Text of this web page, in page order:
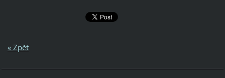
« Zpět